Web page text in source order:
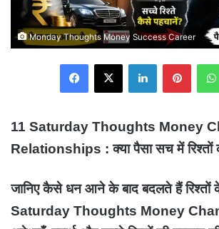
Monday Thoughts Money Success Career
Facebook
X LinkedIn
11 Saturday Thoughts Money
Relationships : क्या पैसा सच में रिश्तों
जानिए कैसे धन आने के बाद बदलते हैं रिश्तों
Saturday Thoughts Money